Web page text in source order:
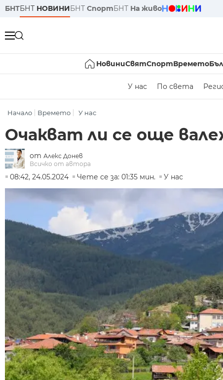
БНТБНТ НОВИНИБНТ СпортБНТ На живо
НовиниСвятСпортВремето
У нас По света
Начало Времето У нас
Очакват ли се още
от Алекс Донев
Всичко от автора
08:42, 24.05.2024
Чете се за: 01:35 мин. У нас